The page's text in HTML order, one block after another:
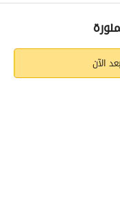
الآن